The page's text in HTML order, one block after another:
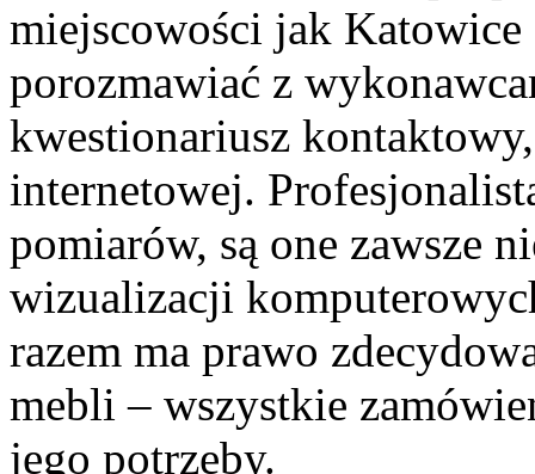
miejscowości jak
porozmawiać z
kwestionariusz
internetowej.
pomiarów, są one zawsze
wizualizacji
razem ma prawo
mebli – wszystkie
jego potrzeby.